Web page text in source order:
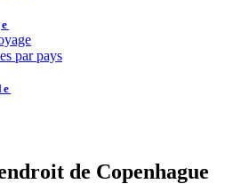
par pays
de Copenhague